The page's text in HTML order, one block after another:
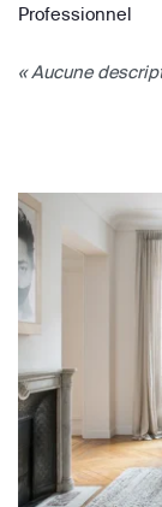
Professionnel
« Aucune